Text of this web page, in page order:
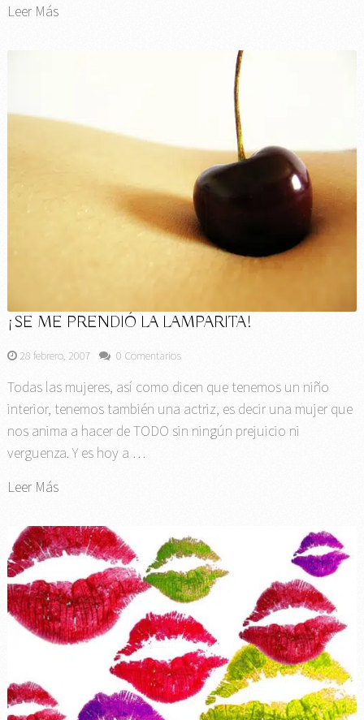
Leer Más
¡SE ME PRENDIÓ LA LAMPARITA!
28 febrero, 2007 0 Comentarios
Todas las mujeres, así como dicen que tenemos un niño
interior, tenemos también una actriz, es decir una mujer que
nos anima a hacer de TODO sin ningún prejuicio ni
verguenza. Y es hoy a …
Leer Más